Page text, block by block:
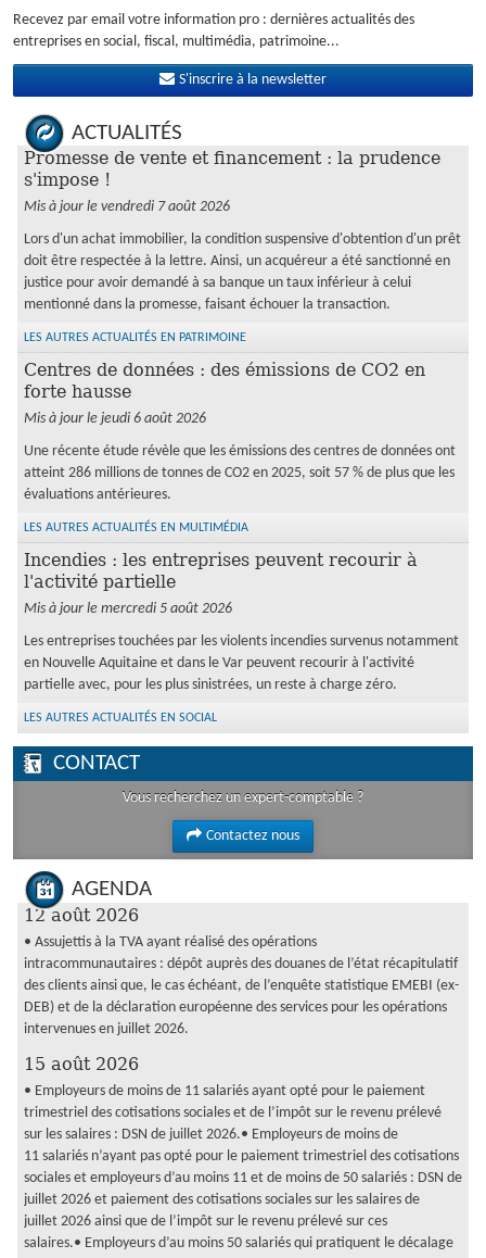
Recevez par email votre information pro : dernières actualités des
entreprises en social, fiscal, multimédia, patrimoine...
S'inscrire à la newsletter
ACTUALITÉS
Promesse de vente et financement : la prudence
s'impose !
Mis à jour le vendredi 7 août 2026
Lors d'un achat immobilier, la condition suspensive d'obtention d'un prêt
doit être respectée à la lettre. Ainsi, un acquéreur a été sanctionné en
justice pour avoir demandé à sa banque un taux inférieur à celui
mentionné dans la promesse, faisant échouer la transaction.
LES AUTRES ACTUALITÉS EN PATRIMOINE
Centres de données : des émissions de CO2 en
forte hausse
Mis à jour le jeudi 6 août 2026
Une récente étude révèle que les émissions des centres de données ont
atteint 286 millions de tonnes de CO2 en 2025, soit 57 % de plus que les
évaluations antérieures.
LES AUTRES ACTUALITÉS EN MULTIMÉDIA
Incendies : les entreprises peuvent recourir à
l'activité partielle
Mis à jour le mercredi 5 août 2026
Les entreprises touchées par les violents incendies survenus notamment
en Nouvelle Aquitaine et dans le Var peuvent recourir à l'activité
partielle avec, pour les plus sinistrées, un reste à charge zéro.
LES AUTRES ACTUALITÉS EN SOCIAL
CONTACT
Vous recherchez un expert-comptable ?
Contactez nous
AGENDA
12 août 2026
• Assujettis à la TVA ayant réalisé des opérations
intracommunautaires : dépôt auprès des douanes de l’état récapitulatif
des clients ainsi que, le cas échéant, de l’enquête statistique EMEBI (ex-
DEB) et de la déclaration européenne des services pour les opérations
intervenues en juillet 2026.
15 août 2026
• Employeurs de moins de 11 salariés ayant opté pour le paiement
trimestriel des cotisations sociales et de l’impôt sur le revenu prélevé
sur les salaires : DSN de juillet 2026.• Employeurs de moins de
11 salariés n’ayant pas opté pour le paiement trimestriel des cotisations
sociales et employeurs d’au moins 11 et de moins de 50 salariés : DSN de
juillet 2026 et paiement des cotisations sociales sur les salaires de
juillet 2026 ainsi que de l’impôt sur le revenu prélevé sur ces
salaires.• Employeurs d’au moins 50 salariés qui pratiquent le décalage